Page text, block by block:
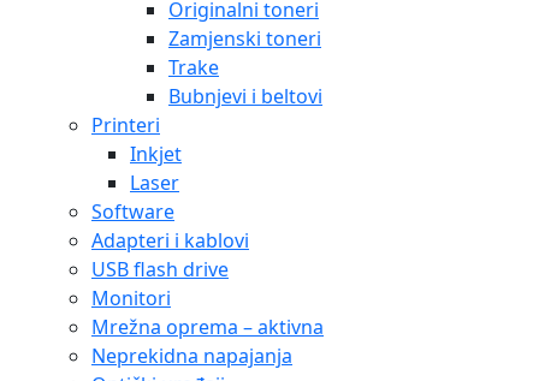
Originalni toneri
Zamjenski toneri
Trake
Bubnjevi i beltovi
Printeri
Inkjet
Laser
Software
Adapteri i kablovi
USB flash drive
Monitori
Mrežna oprema – aktivna
Neprekidna napajanja